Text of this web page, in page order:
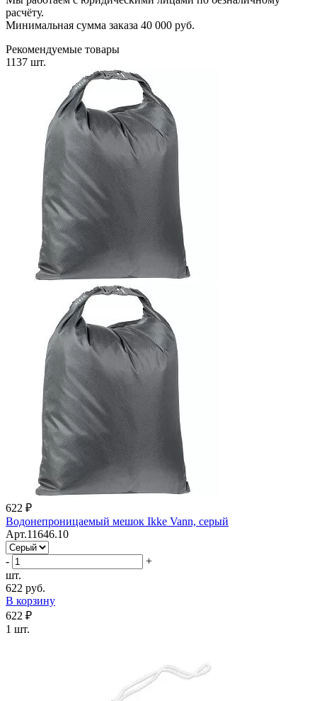
расчёту.
Минимальная сумма заказа 40 000 руб.
Рекомендуемые товары
1137 шт.
622 ₽
Водонепроницаемый мешок Ikke Vann, серый
Арт.11646.10
-
+
шт.
622 руб.
В корзину
622 ₽
1 шт.